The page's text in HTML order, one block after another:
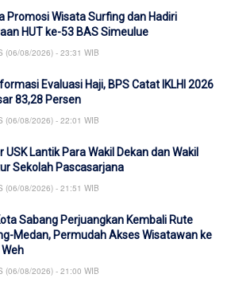
Promosi Wisata Surfing dan Hadiri
HUT ke-53 BAS Simeulue
(06/08/2026) - 23:31 WIB
Evaluasi Haji, BPS Catat IKLHI 2026
83,28 Persen
(06/08/2026) - 22:01 WIB
USK Lantik Para Wakil Dekan dan Wakil
Sekolah Pascasarjana
(06/08/2026) - 21:51 WIB
Sabang Perjuangkan Kembali Rute
Medan, Permudah Akses Wisatawan ke
(06/08/2026) - 21:00 WIB